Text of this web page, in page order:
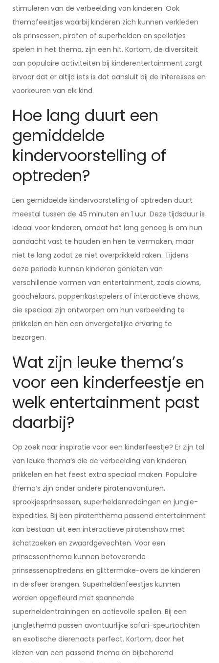
stimuleren van de verbeelding van kinderen. Ook
themafeestjes waarbij kinderen zich kunnen verkleden
als prinsessen, piraten of superhelden en spelletjes
spelen in het thema, zijn een hit. Kortom, de diversiteit
aan populaire activiteiten bij kinderentertainment zorgt
ervoor dat er altijd iets is dat aansluit bij de interesses en
voorkeuren van elk kind.
Hoe lang duurt een
gemiddelde
kindervoorstelling of
optreden?
Een gemiddelde kindervoorstelling of optreden duurt
meestal tussen de 45 minuten en 1 uur. Deze tijdsduur is
ideaal voor kinderen, omdat het lang genoeg is om hun
aandacht vast te houden en hen te vermaken, maar
niet te lang zodat ze niet overprikkeld raken. Tijdens
deze periode kunnen kinderen genieten van
verschillende vormen van entertainment, zoals clowns,
goochelaars, poppenkastspelers of interactieve shows,
die speciaal zijn ontworpen om hun verbeelding te
prikkelen en hen een onvergetelijke ervaring te
bezorgen.
Wat zijn leuke thema’s
voor een kinderfeestje en
welk entertainment past
daarbij?
Op zoek naar inspiratie voor een kinderfeestje? Er zijn tal
van leuke thema’s die de verbeelding van kinderen
prikkelen en het feest extra speciaal maken. Populaire
thema’s zijn onder andere piratenavonturen,
sprookjesprinsessen, superheldenreddingen en jungle-
expedities. Bij een piratenthema passend entertainment
kan bestaan uit een interactieve piratenshow met
schatzoeken en zwaardgevechten. Voor een
prinsessenthema kunnen betoverende
prinsessenoptredens en glittermake-overs de kinderen
in de sfeer brengen. Superheldenfeestjes kunnen
worden opgefleurd met spannende
superheldentrainingen en actievolle spellen. Bij een
junglethema passen avontuurlijke safari-speurtochten
en exotische dierenacts perfect. Kortom, door het
kiezen van een passend thema en bijbehorend